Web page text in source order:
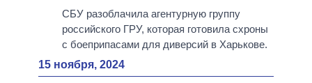
СБУ разоблачила агентурную группу
российского ГРУ, которая готовила схроны
с боеприпасами для диверсий в Харькове.
15 ноября, 2024